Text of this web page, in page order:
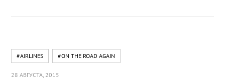
#AIRLINES #ON THE ROAD AGAIN
28 АВГУСТА, 2015